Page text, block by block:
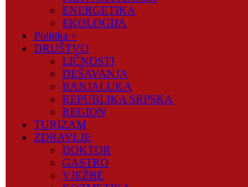
ENERGETIKA
EKOLOGIJA
Politika +
DRUŠTVO
LIČNOSTI
DEŠAVANJA
BANJALUKA
REPUBLIKA SRPSKA
REGION
TURIZAM
ZDRAVLJE
DOKTOR
GASTRO
VJEŽBE